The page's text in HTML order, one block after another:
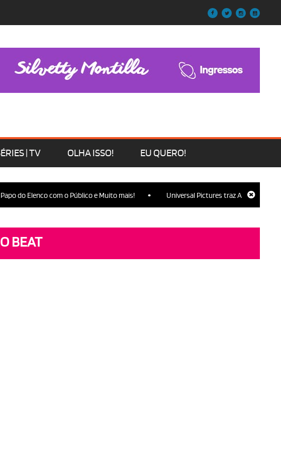
| TV OLHA ISSO! EU QUERO!
do Elenco com o Público e Muito mais! Universal Pictures traz Ariana Grande,
BEAT